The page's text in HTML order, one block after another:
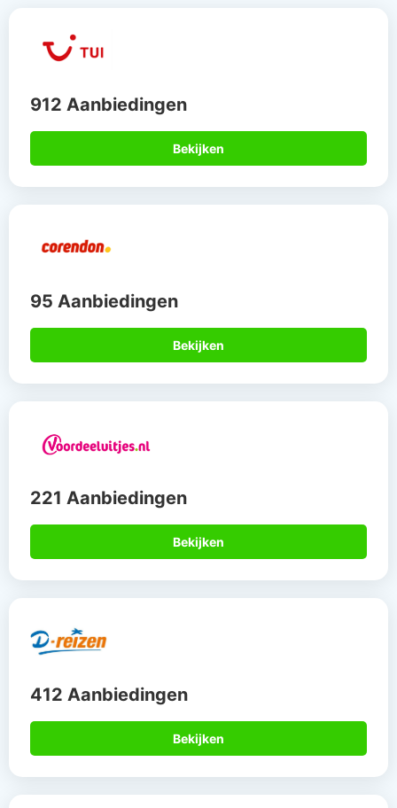
912 Aanbiedingen
Bekijken
95 Aanbiedingen
Bekijken
221 Aanbiedingen
Bekijken
412 Aanbiedingen
Bekijken